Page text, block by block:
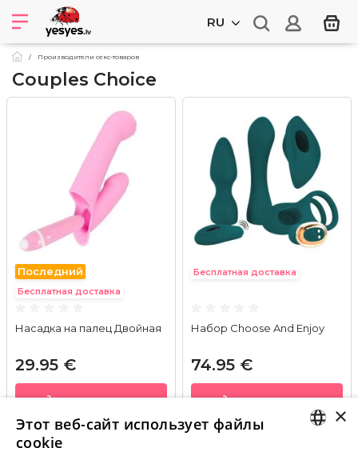
RU
Производители секс-товаров
Couples Choice
Последний
Бесплатная доставка
Насадка на палец Двойная
29.95 €
В КОРЗИНУ
Бесплатная доставка
Набор Choose And Enjoy
74.95 €
В КОРЗИНУ
×
Этот веб-сайт использует файлы
cookie